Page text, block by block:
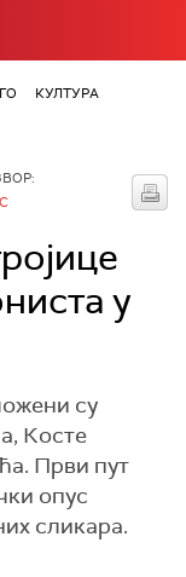
КУЛТУРА
у
су
Косте
Први пут
опус
сликара.